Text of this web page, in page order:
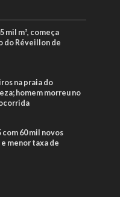
mil m², começa
do Réveillon de
na praia do
homem morreu no
com 60 mil novos
menor taxa de